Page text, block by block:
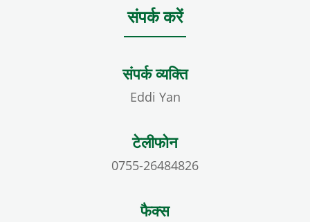
संपर्क करें
संपर्क व्यक्ति
Eddi Yan
टेलीफोन
0755-26484826
फैक्स